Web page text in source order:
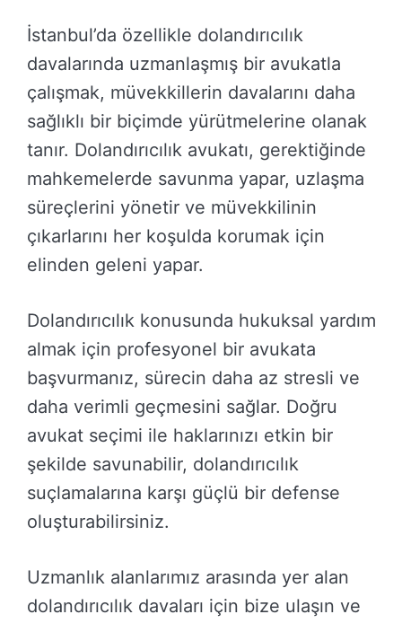
İstanbul’da özellikle dolandırıcılık
davalarında uzmanlaşmış bir avukatla
çalışmak, müvekkillerin davalarını daha
sağlıklı bir biçimde yürütmelerine olanak
tanır. Dolandırıcılık avukatı, gerektiğinde
mahkemelerde savunma yapar, uzlaşma
süreçlerini yönetir ve müvekkilinin
çıkarlarını her koşulda korumak için
elinden geleni yapar.
Dolandırıcılık konusunda hukuksal yardım
almak için profesyonel bir avukata
başvurmanız, sürecin daha az stresli ve
daha verimli geçmesini sağlar. Doğru
avukat seçimi ile haklarınızı etkin bir
şekilde savunabilir, dolandırıcılık
suçlamalarına karşı güçlü bir defense
oluşturabilirsiniz.
Uzmanlık alanlarımız arasında yer alan
dolandırıcılık davaları için bize ulaşın ve